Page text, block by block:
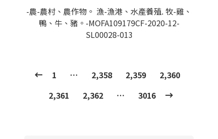
-農-農村、農作物。 漁-漁港、水產養殖. 牧-雞、
鴨、牛、豬。-MOFA109179CF-2020-12-
SL00028-013
1 … 2,358 2,359
2,360
2,361
2,362 … 3016